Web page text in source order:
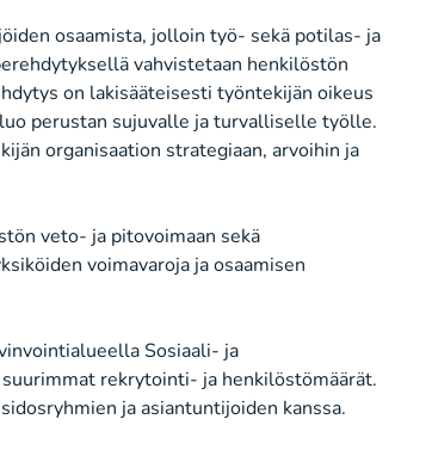
osaamista, jolloin työ- sekä potilas- ja
vahvistetaan henkilöstön
on lakisääteisesti työntekijän oikeus
perustan sujuvalle ja turvalliselle työlle.
organisaation strategiaan, arvoihin ja
veto- ja pitovoimaan sekä
voimavaroja ja osaamisen
Sosiaali- ja
rekrytointi- ja henkilöstömäärät.
ja asiantuntijoiden kanssa.